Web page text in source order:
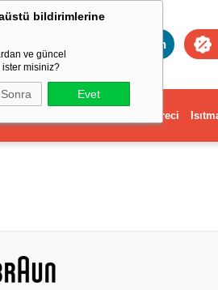
bildirimlerine
ve güncel
misiniz?
Evet
Toptan
Dekorasyon ve Ev Gereci